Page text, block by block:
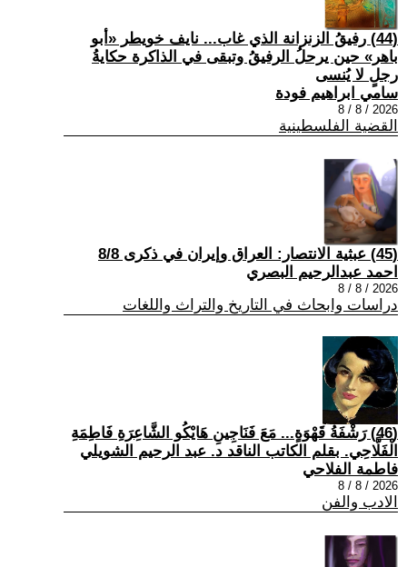
(44) رفيقُ الزنزانة الذي غاب... نايف خويطر «أبو
باهر» حين يرحلُ الرفيقُ وتبقى في الذاكرة حكايةُ
رجلٍ لا يُنسى
سامي ابراهيم فودة
2026 / 8 / 8
القضية الفلسطينية
(45) عبثية الانتصار: العراق وإيران في ذكرى 8/8
احمد عبدالرحيم البصري
2026 / 8 / 8
دراسات وابحاث في التاريخ والتراث واللغات
(46) رَشْفَةُ قَهْوَةٍ... مَعَ فَنَاجِينِ هَايْكُو الشَّاعِرَةِ فَاطِمَةِ
الْفَلَّاحِي. بقلم الكاتب الناقد د. عبد الرحيم الشويلي
فاطمة الفلاحي
2026 / 8 / 8
الادب والفن